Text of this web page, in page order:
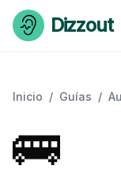
Skip to content
Dizzout
Inicio / Guías /
🚌